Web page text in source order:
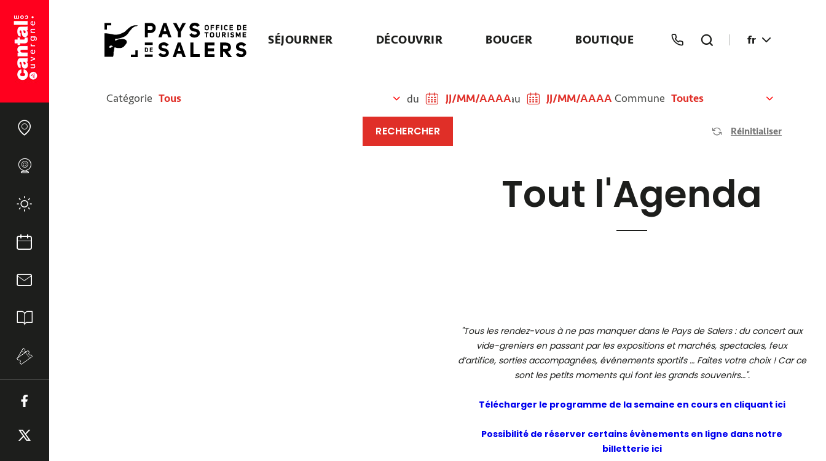
SÉJOURNER DÉCOUVRIR BOUGER BOUTIQUE fr
Catégorie Tous du au Commune Toutes
Réinitialiser
Tout l'Agenda
"Tous les rendez-vous à ne pas manquer dans le Pays de Salers : du concert aux
vide-greniers en passant par les expositions et marchés, spectacles, feux
d’artifice, sorties accompagnées, événements sportifs … Faites votre choix ! Car ce
sont les petits moments qui font les grands souvenirs…".
Télécharger le programme de la semaine en cours en cliquant ici
Possibilité de réserver certains évènements en ligne dans notre
billetterie ici